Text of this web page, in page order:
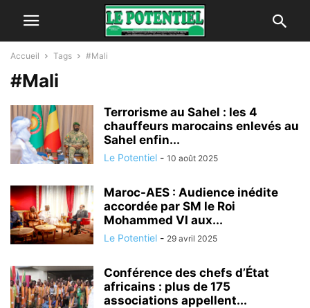
Accueil Tags #Mali
#Mali
Terrorisme au Sahel : les 4
chauffeurs marocains enlevés au
Sahel enfin...
Le Potentiel - 10 août 2025
Maroc-AES : Audience inédite
accordée par SM le Roi
Mohammed VI aux...
Le Potentiel - 29 avril 2025
Conférence des chefs d’État
africains : plus de 175
associations appellent...